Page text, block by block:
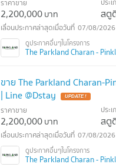
ราคาขาย
2,200,000บาท
ประ
สตู
07/08/
The Parkland Charan -
ขาย The Parkland Charan-
| Line @Dstay
ราคาขาย
2,200,000บาท
ประ
สตู
07/08/
The Parkland Charan -